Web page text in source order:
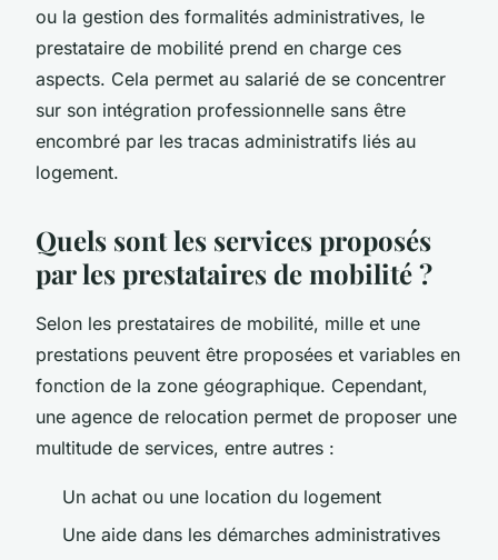
ou la gestion des formalités administratives, le
prestataire de mobilité prend en charge ces
aspects. Cela permet au salarié de se concentrer
sur son intégration professionnelle sans être
encombré par les tracas administratifs liés au
logement.
Quels sont les services proposés
par les prestataires de mobilité ?
Selon les prestataires de mobilité, mille et une
prestations peuvent être proposées et variables en
fonction de la zone géographique. Cependant,
une agence de relocation permet de proposer une
multitude de services, entre autres :
Un achat ou une location du logement
Une aide dans les démarches administratives